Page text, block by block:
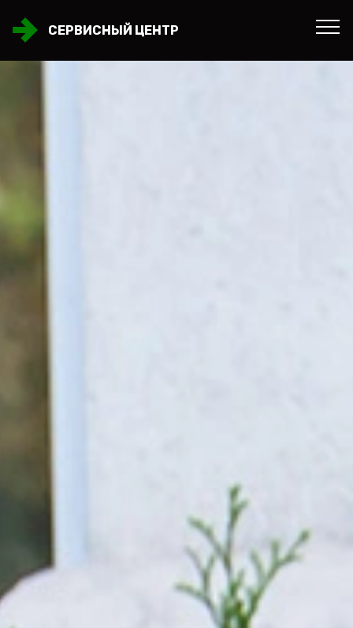
СЕРВИСНЫЙ ЦЕНТР